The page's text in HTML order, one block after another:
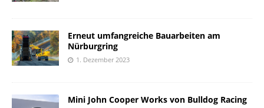
Erneut umfangreiche Bauarbeiten am
Nürburgring
1. Dezember 2023
Mini John Cooper Works von Bulldog Racing